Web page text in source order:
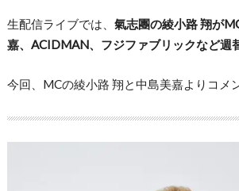
生配信ライブでは、 氣志團の綾小路 翔が
嘉、ACIDMAN、フジファブリックなど週
今回、MCの綾小路 翔と中島美嘉よりコメ